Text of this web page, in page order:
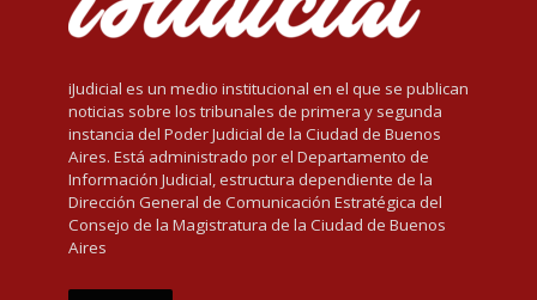
iJudicial es un medio institucional en el que se publican
noticias sobre los tribunales de primera y segunda
instancia del Poder Judicial de la Ciudad de Buenos
Aires. Está administrado por el Departamento de
Información Judicial, estructura dependiente de la
Dirección General de Comunicación Estratégica del
Consejo de la Magistratura de la Ciudad de Buenos
Aires